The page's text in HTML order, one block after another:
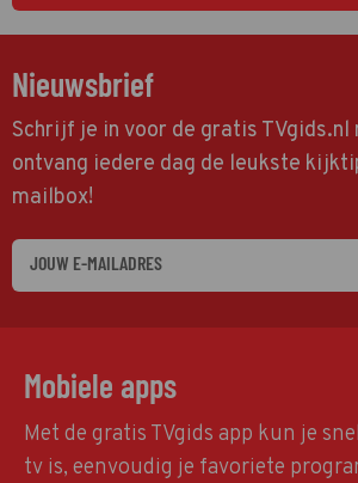
Nieuwsbrief
Schrijf je in voor de gratis TVgids.nl
ontvang iedere dag de leukste
mailbox!
Mobiele apps
Met de gratis TVgids app kun je
tv is, eenvoudig je favoriete